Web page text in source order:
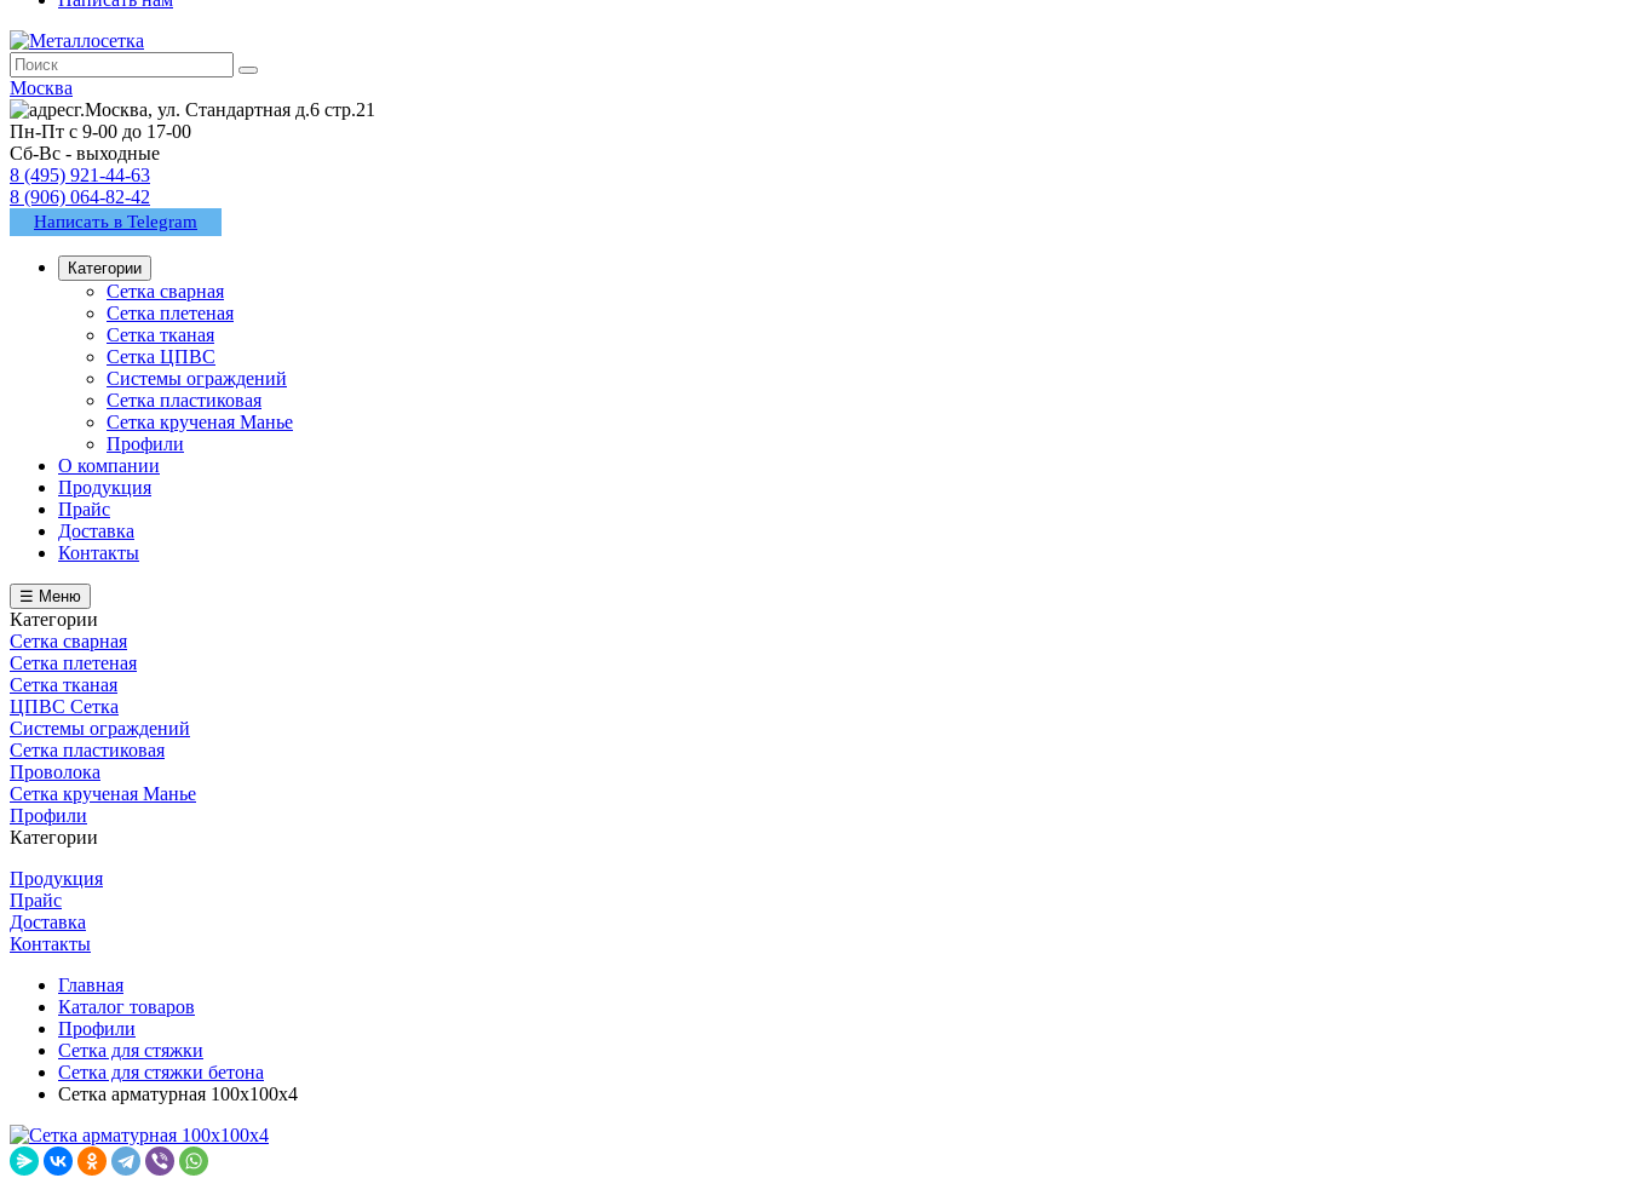
Москва
г.Москва, ул. Стандартная д.6 стр.21
Пн-Пт с 9-00 до 17-00
Сб-Вс - выходные
8 (495) 921-44-63
8 (906) 064-82-42
Написать в Telegram
Категории
Сетка сварная
Сетка плетеная
Сетка тканая
Сетка ЦПВС
Системы ограждений
Сетка пластиковая
Сетка крученая Манье
Профили
О компании
Продукция
Прайс
Доставка
Контакты
☰ Меню
Категории
Сетка сварная
Сетка плетеная
Сетка тканая
ЦПВС Сетка
Системы ограждений
Сетка пластиковая
Проволока
Сетка крученая Манье
Профили
Категории
Продукция
Прайс
Доставка
Контакты
Главная
Каталог товаров
Профили
Сетка для стяжки
Сетка для стяжки бетона
Сетка арматурная 100х100х4